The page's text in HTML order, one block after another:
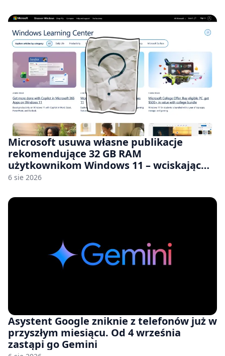
Microsoft usuwa własne publikacje
rekomendujące 32 GB RAM
użytkownikom Windows 11 – wciskając
nam przy tym komputery z 8 GB RAM po
6 sie 2026
Asystent Google zniknie z telefonów już w
przyszłym miesiącu. Od 4 września
zastąpi go Gemini